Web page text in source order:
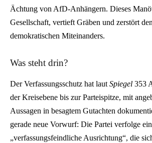
Ächtung von AfD-Anhängern. Dieses
Gesellschaft, vertieft Gräben und zerstört
demokratischen Miteinanders.
Was steht drin?
Der Verfassungsschutz hat laut Spiegel 353
der Kreisebene bis zur Parteispitze, mit
Aussagen in besagtem Gutachten
gerade neue Vorwurf: Die Partei verfolge
„verfassungsfeindliche Ausrichtung“, die